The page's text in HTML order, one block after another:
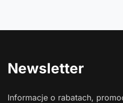
Newsletter
Informacje o rabatach,